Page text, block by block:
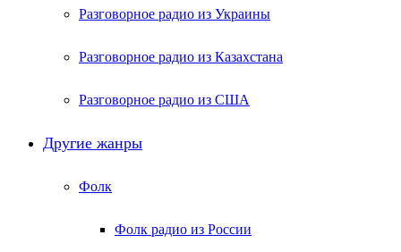
Разговорное радио из Украины
Разговорное радио из Казахстана
Разговорное радио из США
Другие жанры
Фолк
Фолк радио из России